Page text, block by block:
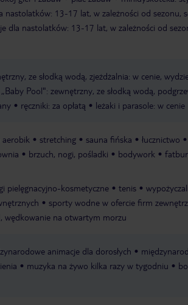
nastolatków: 13-17 lat, w zależności od sezonu,
dla nastolatków: 13-17 lat, w zależności od
ze słodką wodą, zjeżdżalnia: w cenie,
Pool": zewnętrzny, ze słodką wodą,
ręczniki: za opłatą leżaki i parasole: w cenie
aerobik stretching sauna fińska łucznictwo
brzuch, nogi, pośladki bodywork
pielęgnacyjno-kosmetyczne tenis
sporty wodne w ofercie firm
wędkowanie na otwartym morzu
animacje dla dorosłych
muzyka na żywo kilka razy w tygodniu